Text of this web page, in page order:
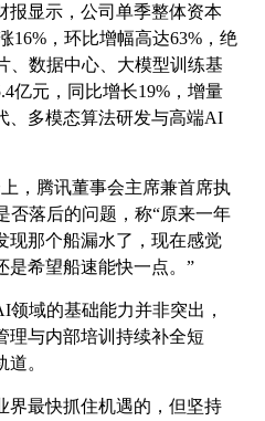
报显示，公司单季整体资本
16%，环比增幅高达63%，绝
、数据中心、大模型训练基
亿元，同比增长19%，增量
、多模态算法研发与高端AI
，腾讯董事会主席兼首席执
否落后的问题，称“原来一年
现那个船漏水了，现在感觉
是希望船速能快一点。”
域的基础能力并非突出，
理与内部培训持续补全短
。
界最快抓住机遇的，但坚持